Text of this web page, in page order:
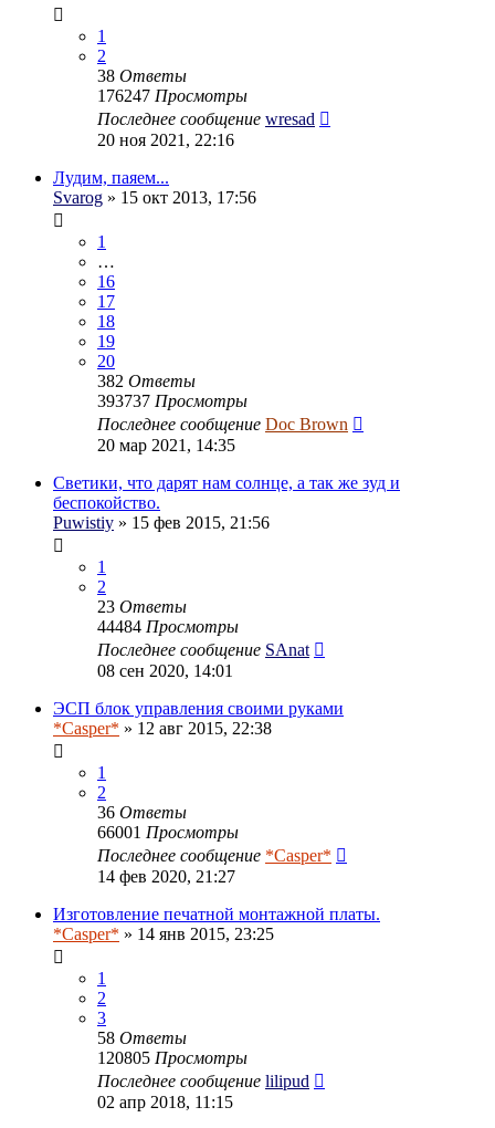
1
2
38 Ответы
176247 Просмотры
Последнее сообщение wresad
20 ноя 2021, 22:16
Лудим, паяем...
Svarog » 15 окт 2013, 17:56
1
…
16
17
18
19
20
382 Ответы
393737 Просмотры
Последнее сообщение Doc Brown
20 мар 2021, 14:35
Светики, что дарят нам солнце, а так же зуд и
беспокойство.
Puwistiy » 15 фев 2015, 21:56
1
2
23 Ответы
44484 Просмотры
Последнее сообщение SAnat
08 сен 2020, 14:01
ЭСП блок управления своими руками
*Casper* » 12 авг 2015, 22:38
1
2
36 Ответы
66001 Просмотры
Последнее сообщение *Casper*
14 фев 2020, 21:27
Изготовление печатной монтажной платы.
*Casper* » 14 янв 2015, 23:25
1
2
3
58 Ответы
120805 Просмотры
Последнее сообщение lilipud
02 апр 2018, 11:15